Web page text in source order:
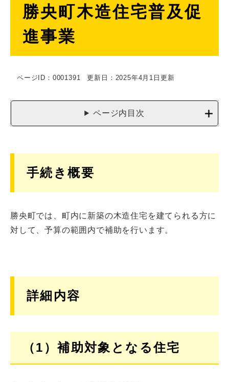
勝央町木造住宅普及促
進事業
ページID：0001391 更新日：2025年4月1日更新
ページ内目次
手続き概要
勝央町では、町内に新築の木造住宅を建てられる方に
対して、予算の範囲内で補助を行います。
詳細内容
（1）補助対象となる住宅